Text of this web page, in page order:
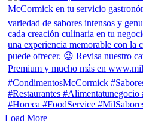
Load More